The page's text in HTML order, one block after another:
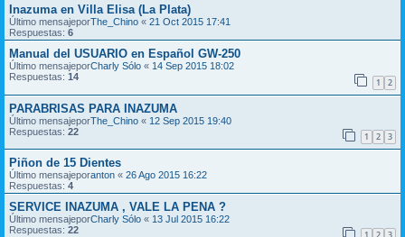
Inazuma en Villa Elisa (La Plata)
Último mensajeporThe_Chino « 21 Oct 2015 17:41
Respuestas: 6
Manual del USUARIO en Español GW-250
Último mensajeporCharly Sólo « 14 Sep 2015 18:02
Respuestas: 14 1 2
PARABRISAS PARA INAZUMA
Último mensajeporThe_Chino « 12 Sep 2015 19:40
Respuestas: 22 1 2 3
Piñon de 15 Dientes
Último mensajeporanton « 26 Ago 2015 16:22
Respuestas: 4
SERVICE INAZUMA , VALE LA PENA ?
Último mensajeporCharly Sólo « 13 Jul 2015 16:22
Respuestas: 22 1 2 3